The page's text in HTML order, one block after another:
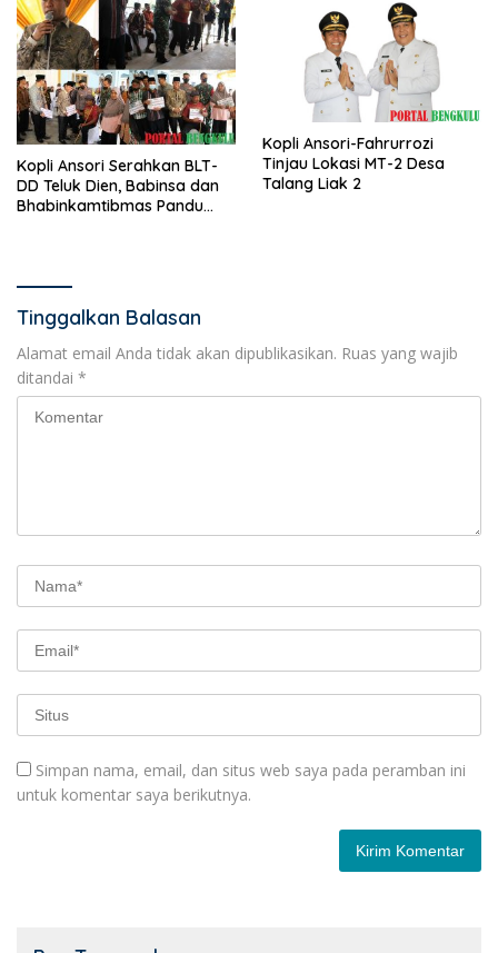
Kopli Ansori Serahkan BLT-
DD Teluk Dien, Babinsa dan
Bhabinkamtibmas Pandu
Kopli Ansori-Fahrurrozi
Tinjau Lokasi MT-2 Desa
Talang Liak 2
Tinggalkan Balasan
Alamat email Anda tidak akan dipublikasikan. Ruas yang wajib
ditandai *
Simpan nama, email, dan situs web saya pada peramban ini
untuk komentar saya berikutnya.